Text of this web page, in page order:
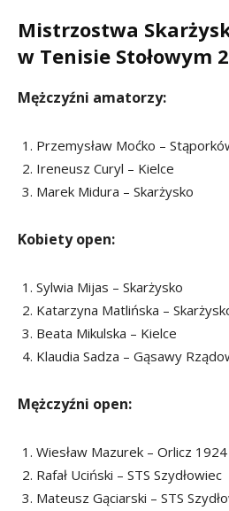
Mistrzostwa
w Tenisie Stołowym
Mężczyźni amatorzy:
Przemysław Moćko –
Ireneusz Curyl – Kielce
Marek Midura – Skarżysko
Kobiety open:
Sylwia Mijas – Skarżysko
Katarzyna Matlińska –
Beata Mikulska – Kielce
Klaudia Sadza – Gąsawy
Mężczyźni open:
Wiesław Mazurek – Orlicz
Rafał Uciński – STS Szydłowiec
Mateusz Gąciarski – STS